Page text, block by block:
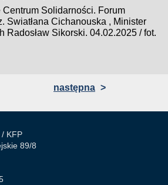
Solidarności. Forum
Swiatłana Cichanouska , Minister
Radosław Sikorski. 04.02.2025 / fot.
następna >
/ KFP
89/8